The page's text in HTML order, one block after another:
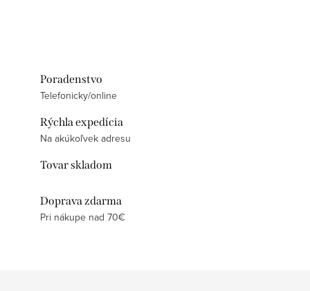
Poradenstvo
Telefonicky/online
Rýchla expedícia
Na akúkoľvek adresu
Tovar skladom
Doprava zdarma
Pri nákupe nad 70€